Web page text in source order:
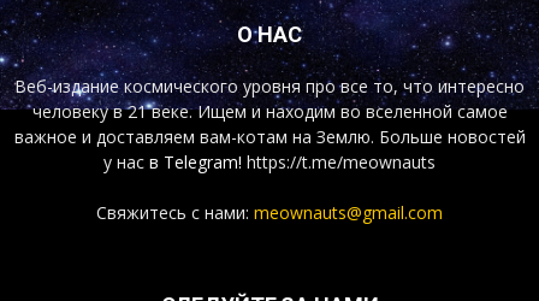
О НАС
Веб-издание космического уровня про все то, что интересно
человеку в 21 веке. Ищем и находим во вселенной самое
важное и доставляем вам-котам на Землю. Больше новостей
у нас в Telegram! https://t.me/meownauts
Свяжитесь с нами: meownauts@gmail.com